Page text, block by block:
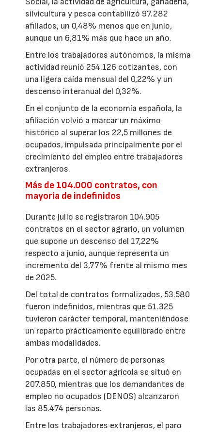
silvicultura y pesca contabilizó 97.282
afiliados, un 0,48% menos que en junio,
aunque un 6,81% más que hace un año.
Entre los trabajadores autónomos, la misma
actividad reunió 254.126 cotizantes, con
una ligera caída mensual del 0,22% y un
descenso interanual del 0,32%.
En el conjunto de la economía española, la
afiliación volvió a marcar un máximo
histórico al superar los 22,5 millones de
ocupados, impulsada principalmente por el
crecimiento del empleo entre trabajadores
extranjeros.
Más de 104.000 contratos, con
mayoría de indefinidos
Durante julio se registraron 104.905
contratos en el sector agrario, un volumen
que supone un descenso del 17,22%
respecto a junio, aunque representa un
incremento del 3,77% frente al mismo mes
de 2025.
Del total de contratos formalizados, 53.580
fueron indefinidos, mientras que 51.325
tuvieron carácter temporal, manteniéndose
un reparto prácticamente equilibrado entre
ambas modalidades.
Por otra parte, el número de personas
ocupadas en el sector agrícola se situó en
207.850, mientras que los demandantes de
empleo no ocupados (DENOS) alcanzaron
las 85.474 personas.
Entre los trabajadores extranjeros, el paro